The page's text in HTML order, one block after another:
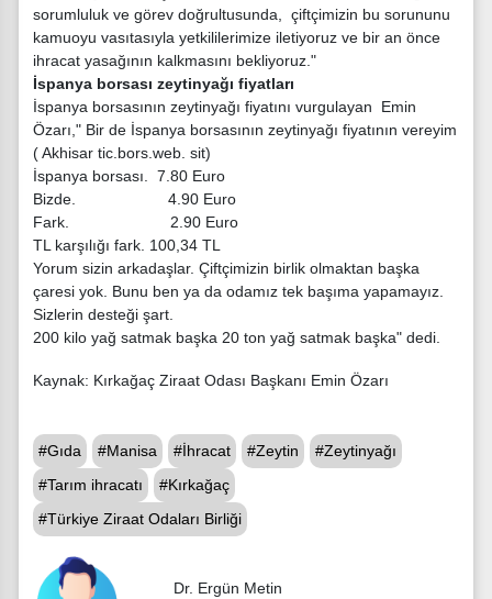
sorumluluk ve görev doğrultusunda, çiftçimizin bu sorununu
kamuoyu vasıtasıyla yetkililerimize iletiyoruz ve bir an önce
ihracat yasağının kalkmasını bekliyoruz."
İspanya borsası zeytinyağı fiyatları
İspanya borsasının zeytinyağı fiyatını vurgulayan Emin
Özarı," Bir de İspanya borsasının zeytinyağı fiyatının vereyim
( Akhisar tic.bors.web. sit)
İspanya borsası. 7.80 Euro
Bizde. 4.90 Euro
Fark. 2.90 Euro
TL karşılığı fark. 100,34 TL
Yorum sizin arkadaşlar. Çiftçimizin birlik olmaktan başka
çaresi yok. Bunu ben ya da odamız tek başıma yapamayız.
Sizlerin desteği şart.
200 kilo yağ satmak başka 20 ton yağ satmak başka" dedi.
Kaynak: Kırkağaç Ziraat Odası Başkanı Emin Özarı
#Gıda #Manisa #İhracat #Zeytin
#Zeytinyağı
#Tarım ihracatı
#Kırkağaç
#Türkiye Ziraat Odaları Birliği
Dr. Ergün Metin